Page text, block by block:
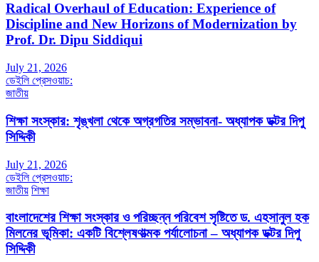
Radical Overhaul of Education: Experience of
Discipline and New Horizons of Modernization by
Prof. Dr. Dipu Siddiqui
July 21, 2026
ডেইলি প্রেসওয়াচ:
জাতীয়
শিক্ষা সংস্কার: শৃঙ্খলা থেকে অগ্রগতির সম্ভাবনা- অধ্যাপক ডক্টর দিপু
সিদ্দিকী
July 21, 2026
ডেইলি প্রেসওয়াচ:
জাতীয় শিক্ষা
বাংলাদেশের শিক্ষা সংস্কার ও পরিচ্ছন্ন পরিবেশ সৃষ্টিতে ড. এহসানুল হক
মিলনের ভূমিকা: একটি বিশ্লেষণাত্মক পর্যালোচনা – অধ্যাপক ডক্টর দিপু
সিদ্দিকী